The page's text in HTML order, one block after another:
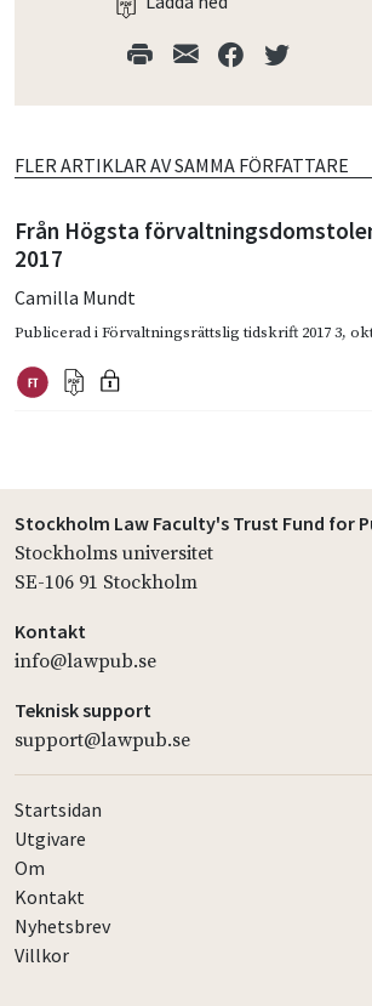
FLER ARTIKLAR AV SAMMA FÖRFATTARE
Från Högsta
2017
Camilla Mundt
Publicerad iFörvaltningsrättslig tidskrift 2017 3,
Stockholm Law Faculty's Trust Fund for
Stockholms universitet
SE-106 91 Stockholm
Kontakt
info@lawpub.se
Teknisk support
support@lawpub.se
Startsidan
Utgivare
Om
Kontakt
Nyhetsbrev
Villkor